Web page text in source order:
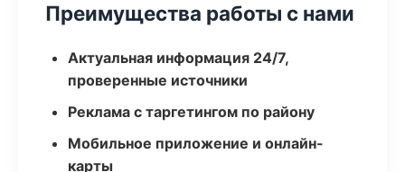
Преимущества работы с нами
Актуальная информация 24/7,
проверенные источники
Реклама с таргетингом по району
Мобильное приложение и онлайн-
карты